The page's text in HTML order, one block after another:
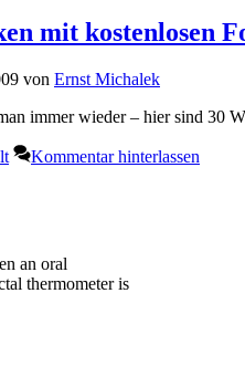
mit kostenlosen
von Ernst Michalek
immer wieder – hier sind 30
Kommentar hinterlassen
an oral
thermometer is